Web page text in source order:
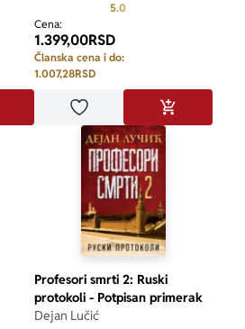
U KORPU
5.0
Cena:
1.399,00RSD
Članska cena i do:
1.007,28RSD
Dodaj u omiljeneDODAJ U
Profesori smrti 2: Ruski
protokoli - Potpisan primerak
Dejan Lučić